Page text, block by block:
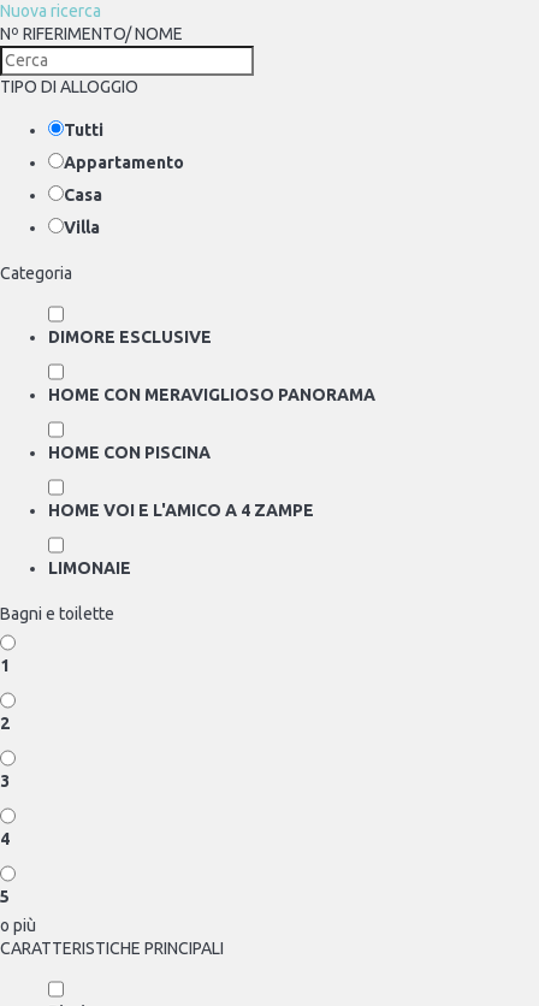
Nuova ricerca
Nº RIFERIMENTO/ NOME
TIPO DI ALLOGGIO
Tutti
Appartamento
Casa
Villa
Categoria
DIMORE ESCLUSIVE
HOME CON MERAVIGLIOSO PANORAMA
HOME CON PISCINA
HOME VOI E L'AMICO A 4 ZAMPE
LIMONAIE
Bagni e toilette
1
2
3
4
5
o più
CARATTERISTICHE PRINCIPALI